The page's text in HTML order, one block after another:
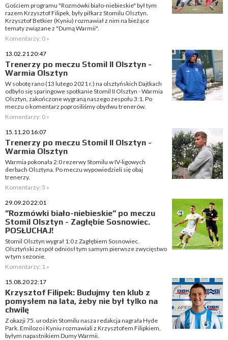
Gościem programu "Rozmówki biało-niebieskie" był tym
razem Krzysztof Filipek, były piłkarz Stomilu Olsztyn.
Krzysztof Betkier (Kyniu) rozmawiał z nim na bieżące
tematy związane z "Dumą Warmii".
Komentarzy: 0 »
13.02.21 20:47
Trenerzy po meczu Stomil II Olsztyn -
Warmia Olsztyn
W sobotę rano (13 lutego 2021 r.) na olsztyńskich Dajtkach
odbyło się sparingowe spotkanie Stomil II Olsztyn - Warmia
Olsztyn, zakończone wygraną naszego zespołu 3:1. Po
meczu o komentarz poprosiliśmy obydwu trenerów.
Komentarzy: 0 »
15.11.20 16:07
Trenerzy po meczu Stomil II Olsztyn -
Warmia Olsztyn
Warmia pokonała 2:0 rezerwy Stomilu w IV-ligowych
derbach Olsztyna. Po meczu wypowiedzieli się obaj
trenerzy.
Komentarzy: 3 »
29.09.20 22:01
”Rozmówki biało-niebieskie” po meczu
Stomil Olsztyn - Zagłębie Sosnowiec.
POSŁUCHAJ!
Stomil Olsztyn wygrał 1:0 z Zagłębiem Sosnowiec.
Olsztyński zespół odniósł tym samym pierwsze zwycięstwo
w tym sezonie.
Komentarzy: 1 »
15.08.20 22:17
Krzysztof Filipek: Budujmy ten klub z
pomysłem na lata, żeby nie był tylko na
chwilę
Z okazji 75. urodzin Stomilu nasza redakcja nagrała Hyde
Park. Emilozo i Kyniu rozmawiali z Krzysztofem Filipkiem,
byłym napastnikiem Dumy Warmii.